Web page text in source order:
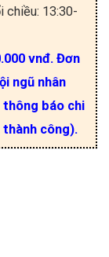
chiều: 13:30-
vnđ. Đơn
ngũ nhân
thông báo chi
thành công).